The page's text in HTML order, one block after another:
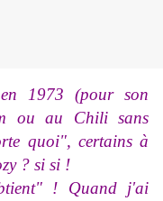
1973 (pour son
ou au Chili sans
quoi", certains à
? si si !
! Quand j'ai